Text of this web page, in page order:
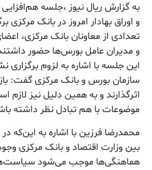
به گزارش ریال نیوز ،جلسه
و اوراق بهادار امروز در بانک مرکزی
تعدادی از معاونان بانک مرکزی،
و مدیران عامل بورس‌ها حضور
این جلسه با اشاره به لزوم
سازمان بورس و بانک مرکزی گفت:
اثرگذارند و به همین دلیل نیز لازم
موضوعات با هم تبادل نظر داشته
محمدرضا فرزین با اشاره به این‌که
بین وزارت اقتصاد و بانک مرکزی
هماهنگی‌ها موجب می‌شود